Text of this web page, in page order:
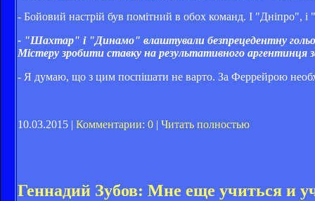
- Бойовий настрій був помітний в обох команд. І "Дніпро",
- "Шахтар" і "Динамо" влаштували безпрецедентну
Містеру зробити ставку на результативного аргентинця
- Я думаю, що з цим поспішати не варто. За Феррейрою
10.03.2015 | Комментарии: 0 | Читать полностью
Геннадий Зубов: Мне еще учиться и